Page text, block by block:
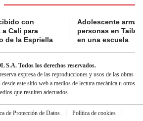
con
Cali para
de la Espriella
Adolescente
personas en
en una escuela
S.A. Todos los derechos reservados.
expresa de las reproducciones y usos de las obras
este sitio web a medios de lectura mecánica u otros
que resulten adecuados.
de Protección de Datos
Política de cookies